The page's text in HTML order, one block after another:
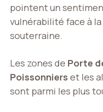
pointent un
vulnérabilité face à
souterraine.
Les zones de Porte
Poissonniers et les
sont parmi les plus